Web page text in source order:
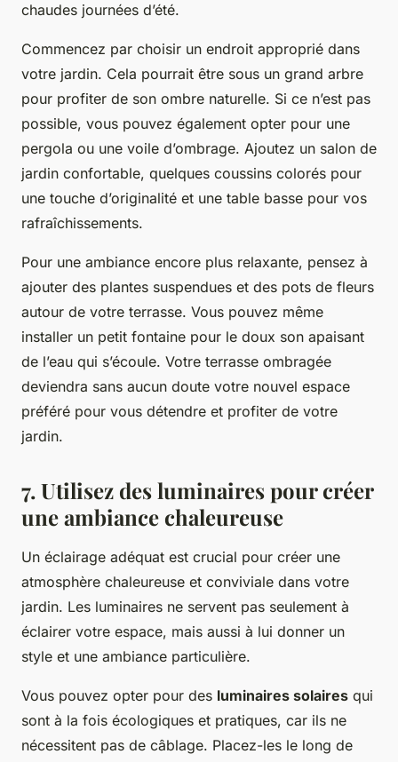
chaudes journées d’été.
Commencez par choisir un endroit approprié dans
votre jardin. Cela pourrait être sous un grand arbre
pour profiter de son ombre naturelle. Si ce n’est pas
possible, vous pouvez également opter pour une
pergola ou une voile d’ombrage. Ajoutez un salon de
jardin confortable, quelques coussins colorés pour
une touche d’originalité et une table basse pour vos
rafraîchissements.
Pour une ambiance encore plus relaxante, pensez à
ajouter des plantes suspendues et des pots de fleurs
autour de votre terrasse. Vous pouvez même
installer un petit fontaine pour le doux son apaisant
de l’eau qui s’écoule. Votre terrasse ombragée
deviendra sans aucun doute votre nouvel espace
préféré pour vous détendre et profiter de votre
jardin.
7. Utilisez des luminaires pour créer
une ambiance chaleureuse
Un éclairage adéquat est crucial pour créer une
atmosphère chaleureuse et conviviale dans votre
jardin. Les luminaires ne servent pas seulement à
éclairer votre espace, mais aussi à lui donner un
style et une ambiance particulière.
Vous pouvez opter pour des luminaires solaires qui
sont à la fois écologiques et pratiques, car ils ne
nécessitent pas de câblage. Placez-les le long de